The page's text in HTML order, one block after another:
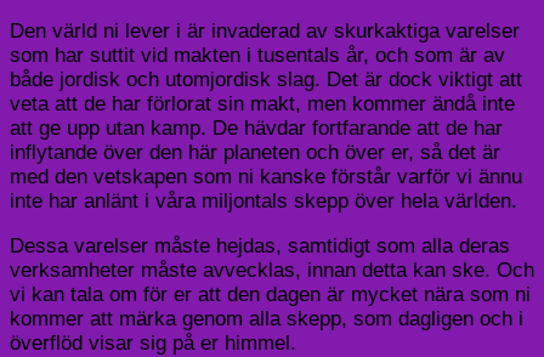
Den värld ni lever i är invaderad av skurkaktiga varelser
som har suttit vid makten i tusentals år, och som är av
både jordisk och utomjordisk slag. Det är dock viktigt att
veta att de har förlorat sin makt, men kommer ändå inte
att ge upp utan kamp. De hävdar fortfarande att de har
inflytande över den här planeten och över er, så det är
med den vetskapen som ni kanske förstår varför vi ännu
inte har anlänt i våra miljontals skepp över hela världen.
Dessa varelser måste hejdas, samtidigt som alla deras
verksamheter måste avvecklas, innan detta kan ske. Och
vi kan tala om för er att den dagen är mycket nära som ni
kommer att märka genom alla skepp, som dagligen och i
överflöd visar sig på er himmel.